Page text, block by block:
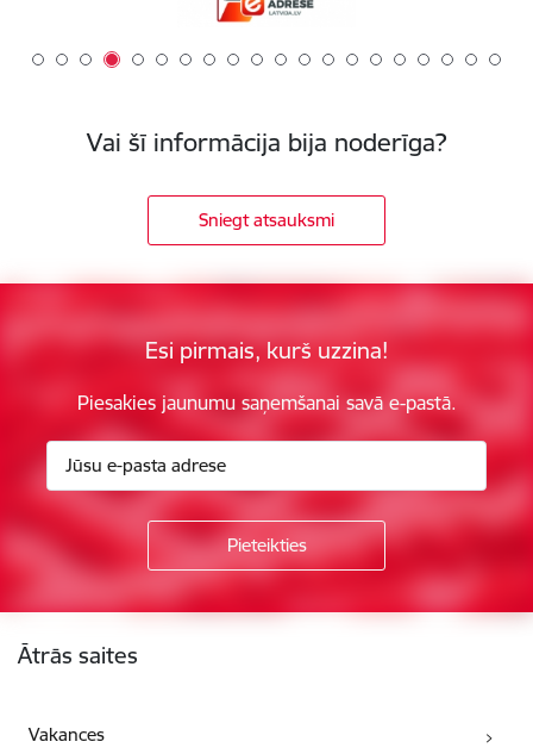
Vai šī informācija bija noderīga?
Sniegt atsauksmi
Esi pirmais, kurš uzzina!
Piesakies jaunumu saņemšanai savā e-pastā.
Ātrās saites
Vakances